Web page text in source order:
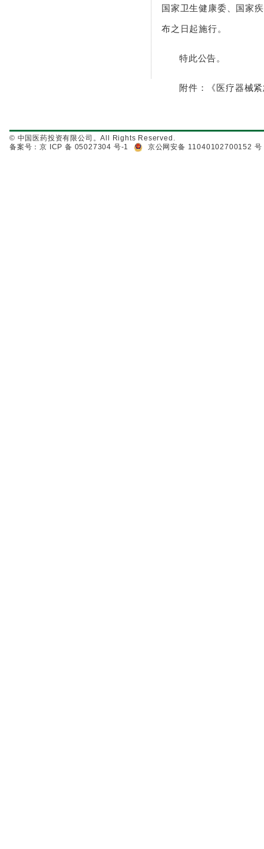
国家卫生健康委、国家
布之日起施行。
特此公告。
附件：《医疗器械
© 中国医药投资有限公司。All Rights Reserved.
备案号：京 ICP 备 05027304 号-1
京公网安备 11040102700152 号